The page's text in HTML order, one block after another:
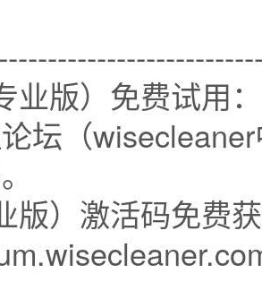
业版）免费试用：
坛（
版）激活码免费